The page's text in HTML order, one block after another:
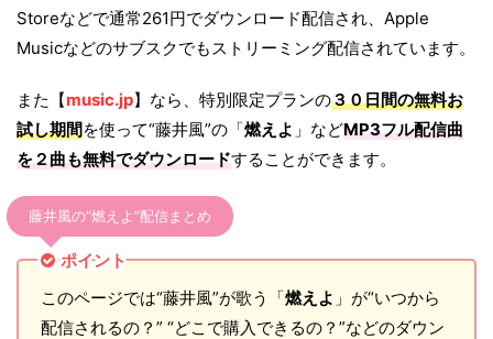
Storeなどで通常261円でダウンロード配信され、Apple
Musicなどのサブスクでもストリーミング配信されています。
また【music.jp】なら、特別限定プランの３０日間の無料お
試し期間を使って“藤井風”の「燃えよ 」などMP3フル配信曲
を２曲も無料でダウンロードすることができます。
藤井風の“燃えよ”配信まとめ
ポイント
このページでは“藤井風”が歌う「燃えよ 」が“いつから
配信されるの？” “どこで購入できるの？”などのダウン